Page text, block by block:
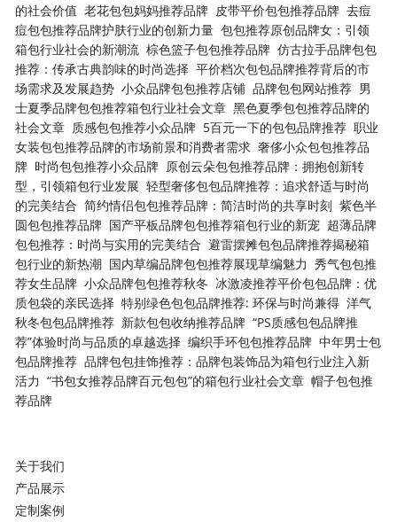
的社会价值 老花包包妈妈推荐品牌 皮带平价包包推荐品牌 去痘
痘包包推荐品牌护肤行业的创新力量 包包推荐原创品牌女：引领
箱包行业社会的新潮流 棕色篮子包包推荐品牌 仿古拉手品牌包包
推荐：传承古典韵味的时尚选择 平价档次包包品牌推荐背后的市
场需求及发展趋势 小众品牌包包推荐店铺 品牌包包网站推荐 男
士夏季品牌包包推荐箱包行业社会文章 黑色夏季包包推荐品牌的
社会文章 质感包包推荐小众品牌 5百元一下的包包品牌推荐 职业
女装包包推荐品牌的市场前景和消费者需求 奢侈小众包包推荐品
牌 时尚包包推荐小众品牌 原创云朵包包推荐品牌：拥抱创新转
型，引领箱包行业发展 轻型奢侈包包品牌推荐：追求舒适与时尚
的完美结合 简约情侣包包推荐品牌：简洁时尚的共享时刻 紫色半
圆包包推荐品牌 国产平板品牌包包推荐箱包行业的新宠 超薄品牌
包包推荐：时尚与实用的完美结合 避雷摆摊包包品牌推荐揭秘箱
包行业的新热潮 国内草编品牌包包推荐展现草编魅力 秀气包包推
荐女生品牌 小众品牌包包推荐秋冬 冰激凌推荐平价包包品牌：优
质包袋的亲民选择 特别绿色包包品牌推荐: 环保与时尚兼得 洋气
秋冬包包品牌推荐 新款包包收纳推荐品牌 “PS质感包包品牌推
荐”体验时尚与品质的卓越选择 编织手环包包推荐品牌 中年男士包
包品牌推荐 品牌包包挂饰推荐：品牌包装饰品为箱包行业注入新
活力 “书包女推荐品牌百元包包”的箱包行业社会文章 帽子包包推
荐品牌
关于我们
产品展示
定制案例